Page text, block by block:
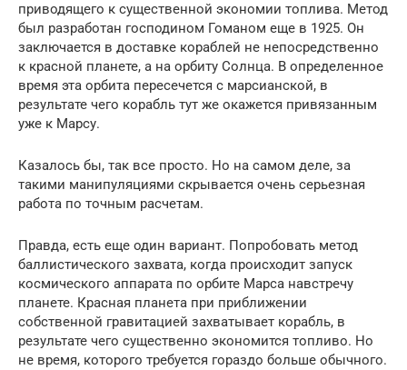
приводящего к существенной экономии топлива. Метод
был разработан господином Гоманом еще в 1925. Он
заключается в доставке кораблей не непосредственно
к красной планете, а на орбиту Солнца. В определенное
время эта орбита пересечется с марсианской, в
результате чего корабль тут же окажется привязанным
уже к Марсу.
Казалось бы, так все просто. Но на самом деле, за
такими манипуляциями скрывается очень серьезная
работа по точным расчетам.
Правда, есть еще один вариант. Попробовать метод
баллистического захвата, когда происходит запуск
космического аппарата по орбите Марса навстречу
планете. Красная планета при приближении
собственной гравитацией захватывает корабль, в
результате чего существенно экономится топливо. Но
не время, которого требуется гораздо больше обычного.